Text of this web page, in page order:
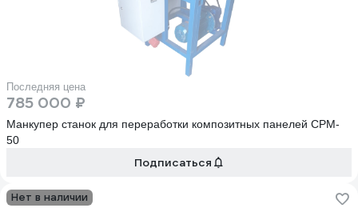
Последняя цена
785 000 ₽
Манкупер станок для переработки композитных панелей CPM-
50
Подписаться
Нет в наличии